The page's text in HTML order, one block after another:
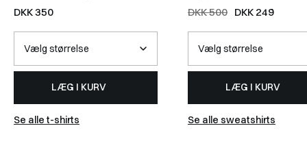
WHITE
DKK 350
LÆG I KURV
Se alle t-shirts
DKK 500 DKK 249
LÆG I KURV
Se alle sweatshirts